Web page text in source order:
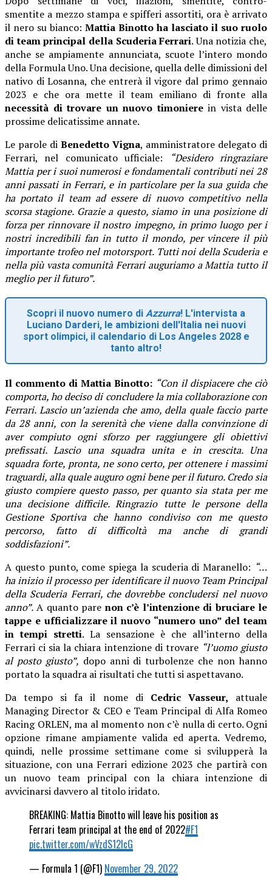
smentite a mezzo stampa e spifferi assortiti, ora è arrivato
il nero su bianco: Mattia Binotto ha lasciato il suo ruolo
di team principal della Scuderia Ferrari. Una notizia che,
anche se ampiamente annunciata, scuote l’intero mondo
della Formula Uno. Una decisione, quella delle dimissioni del
nativo di Losanna, che entrerà il vigore dal primo gennaio
2023 e che ora mette il team emiliano di fronte alla
necessità di trovare un nuovo timonierein vista delle
prossime delicatissime annate.
Le parole di Benedetto Vigna, amministratore delegato di
Ferrari, nel comunicato ufficiale:
“Desidero ringraziare
Mattia per i suoi numerosi e fondamentali contributi nei 28
anni passati in Ferrari, e in particolare per la sua guida che
ha portato il team ad essere di nuovo competitivo nella
scorsa stagione. Grazie a questo, siamo in una posizione di
forza per rinnovare il nostro impegno, in primo luogo per i
nostri incredibili fan in tutto il mondo, per vincere il più
importante trofeo nel motorsport. Tutti noi della Scuderia e
nella più vasta comunità Ferrari auguriamo a Mattia tutto il
meglio per il futuro”.
Scopri il nuovo numero di Azzurra! L'intervista a
Luciano Darderi, le ambizioni dell'Italia nei nuovi
sport olimpici, il calendario di Los Angeles 2028 e
tanto altro!
Il commento di Mattia Binotto: “Con il dispiacere che ciò
comporta, ho deciso di concludere la mia collaborazione con
Ferrari. Lascio un’azienda che amo, della quale faccio parte
da 28 anni, con la serenità che viene dalla convinzione di
aver compiuto ogni sforzo per raggiungere gli obiettivi
prefissati. Lascio una squadra unita e in crescita. Una
squadra forte, pronta, ne sono certo, per ottenere i massimi
traguardi, alla quale auguro ogni bene per il futuro. Credo sia
giusto compiere questo passo, per quanto sia stata per me
una decisione difficile. Ringrazio tutte le persone della
Gestione Sportiva che hanno condiviso con me questo
percorso, fatto di difficoltà ma anche di grandi
soddisfazioni”.
A questo punto, come spiega la scuderia di Maranello: “…
ha inizio il processo per identificare il nuovo Team Principal
della Scuderia Ferrari, che dovrebbe concludersi nel nuovo
anno”. A quanto pare non c’è l’intenzione di bruciare le
tappe e ufficializzare il nuovo “numero uno” del team
in tempi stretti. La sensazione è che all’interno della
Ferrari ci sia la chiara intenzione di trovare “l’uomo giusto
al posto giusto”, dopo anni di turbolenze che non hanno
portato la squadra ai risultati che tutti si aspettavano.
Da tempo si fa il nome diCedric Vasseur, attuale
Managing Director & CEO e Team Principal di Alfa Romeo
Racing ORLEN, ma al momento non c’è nulla di certo. Ogni
opzione rimane ampiamente valida ed aperta. Vedremo,
quindi, nelle prossime settimane come si svilupperà la
situazione, con una Ferrari edizione 2023 che partirà con
un nuovo team principal con la chiara intenzione di
avvicinarsi davvero al titolo iridato.
BREAKING: Mattia Binotto will leave his position as
Ferrari team principal at the end of 2022#F1
pic.twitter.com/wVzdS12IcG
— Formula 1 (@F1) November 29, 2022